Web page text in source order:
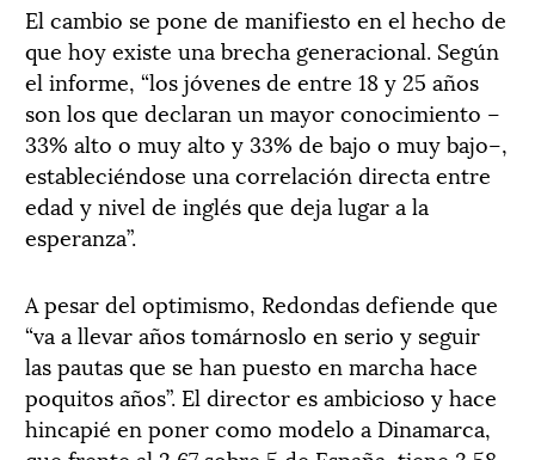
El cambio se pone de manifiesto en el hecho de
que hoy existe una brecha generacional. Según
el informe, “los jóvenes de entre 18 y 25 años
son los que declaran un mayor conocimiento –
33% alto o muy alto y 33% de bajo o muy bajo–,
estableciéndose una correlación directa entre
edad y nivel de inglés que deja lugar a la
esperanza”.
A pesar del optimismo, Redondas defiende que
“va a llevar años tomárnoslo en serio y seguir
las pautas que se han puesto en marcha hace
poquitos años”. El director es ambicioso y hace
hincapié en poner como modelo a Dinamarca,